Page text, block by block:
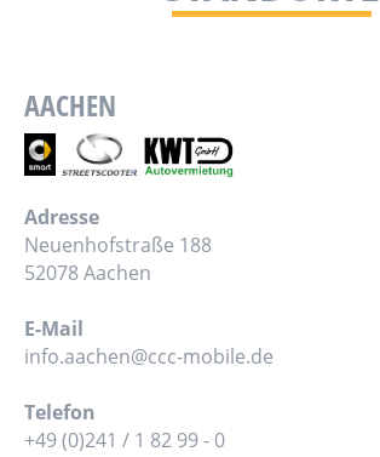
AACHEN
Adresse
Neuenhofstraße 188
52078 Aachen
E-Mail
info.aachen@ccc-mobile.de
Telefon
+49 (0)241 / 1 82 99 - 0